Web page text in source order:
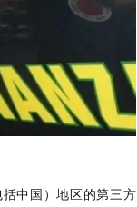
中国）地区的第三方